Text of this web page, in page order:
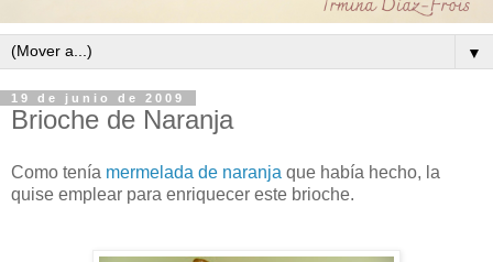
▼
19 de junio de 2009
Brioche de Naranja
Como tenía mermelada de naranja que había hecho, la
quise emplear para enriquecer este brioche.